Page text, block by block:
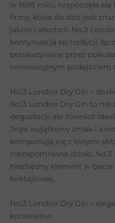
w 1698 roku, rozpoczęła
firmy, która do dziś jest
jakości alkoholi. No.3
kontynuacją tej tradycji,
przekazywane przez
innowacyjnym podejściem
No.3 London Dry Gin –
No.3 London Dry Gin to nie
degustacji, ale również
Jego wyjątkowy smak i
komponują się z innymi
niezapomniane drinki.
niezbędny element w
koktajlowej.
No.3 London Dry Gin –
koneserów